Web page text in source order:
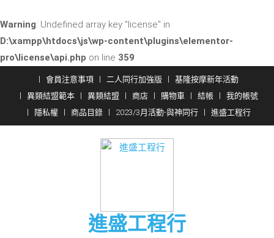
Warning: Undefined array key "license" in
D:\xampp\htdocs\js\wp-content\plugins\elementor-
pro\license\api.php on line 359
content
會員注意事項 二人同行加強版
基隆按摩新年活動
異類結盟範本
異類結盟 商店 購物車 結帳
我的帳號
隱私權
商品目錄 2023/3月活動-與神同行 進盛工程行
進盛工程行